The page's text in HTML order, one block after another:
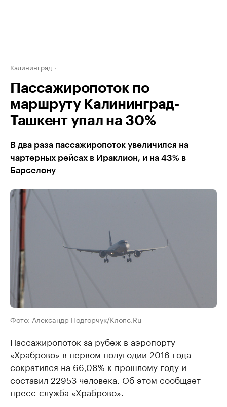
Калининград
Пассажиропоток по
маршруту Калининград­-
Ташкент упал на 30%
В два раза пассажиропоток увеличился на
чартерных рейсах в Ираклион, и на 43% в
Барселону
Фото: Александр Подгорчук/Клопс.Ru
Пассажиропоток за рубеж в аэропорту
«Храброво» в первом полугодии 2016 года
сократился на 66,08% к прошлому году и
составил 22953 человека. Об этом сообщает
пресс-служба «Храброво».